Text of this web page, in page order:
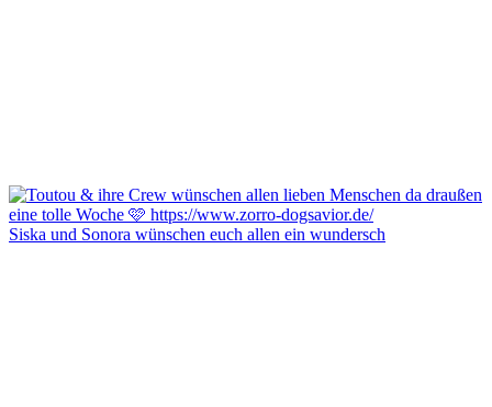
Siska und Sonora wünschen euch allen ein wundersch